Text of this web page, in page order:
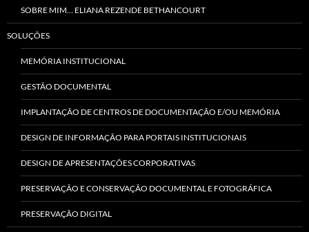
SOBRE MIM… ELIANA REZENDE BETHANCOURT
SOLUÇÕES
MEMÓRIA INSTITUCIONAL
GESTÃO DOCUMENTAL
IMPLANTAÇÃO DE CENTROS DE DOCUMENTAÇÃO E/OU MEMÓRIA
DESIGN DE INFORMAÇÃO PARA PORTAIS INSTITUCIONAIS
DESIGN DE APRESENTAÇÕES CORPORATIVAS
PRESERVAÇÃO E CONSERVAÇÃO DOCUMENTAL E FOTOGRÁFICA
PRESERVAÇÃO DIGITAL